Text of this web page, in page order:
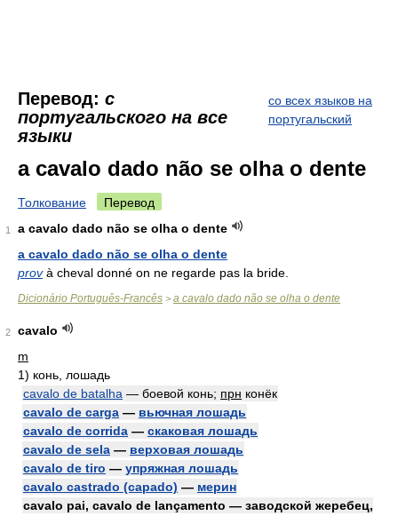
Перевод: с
португальского на все
языки
со всех языков на
португальский
a cavalo dado não se olha o dente
Толкование Перевод
1
a cavalo dado não se olha o dente
a cavalo dado não se olha o dente
provà cheval donné on ne regarde pas la bride.
Dicionário Português-Francês > a cavalo dado não se olha o dente
2
cavalo
m
1) конь, лошадь
cavalo de batalha — боевой конь; прн конёк
cavalo de carga — вьючная лошадь
cavalo de corrida — скаковая лошадь
cavalo de sela — верховая лошадь
cavalo de tiro — упряжная лошадь
cavalo castrado (capado) — мерин
cavalo pai, cavalo de lançamento — заводской жеребец,